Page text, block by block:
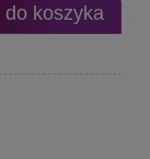
do koszyka